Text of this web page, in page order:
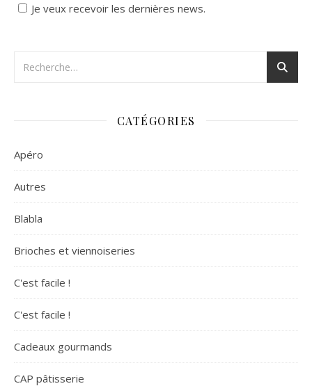
Je veux recevoir les dernières news.
CATÉGORIES
Apéro
Autres
Blabla
Brioches et viennoiseries
C'est facile !
C'est facile !
Cadeaux gourmands
CAP pâtisserie